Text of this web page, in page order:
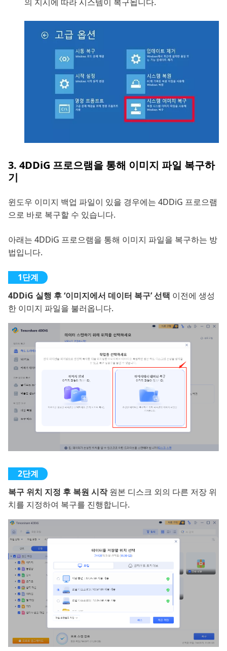
3. 4DDiG 프로으램을 통해 이미지 파일 복구하
기
윈도우 이미지 백업 파일이 있을 경우에는 4DDiG 프로으램
으로 바로 복구할 수 있습니다.
아래는 4DDiG 프로으램을 통해 이미지 파일을 복구하는 방
법입니다.
4DDiG 실행 후 ‘이미지에서 데이터 복구’ 선택 이전에 생성
한 이미지 파일을 불러옵니다.
복구 위치 지정 후 복원 시작원본 디스크 외의 다른 저장 위
치를 지정하여 복구를 진행합니다.